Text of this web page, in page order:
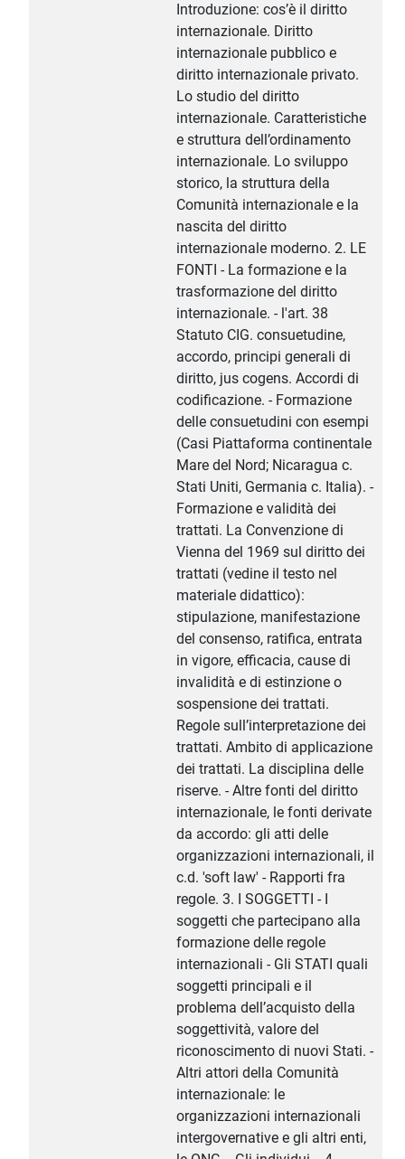
Introduzione: cos’è il diritto
internazionale. Diritto
internazionale pubblico e
diritto internazionale privato.
Lo studio del diritto
internazionale. Caratteristiche
e struttura dell’ordinamento
internazionale. Lo sviluppo
storico, la struttura della
Comunità internazionale e la
nascita del diritto
internazionale moderno. 2. LE
FONTI - La formazione e la
trasformazione del diritto
internazionale. - l'art. 38
Statuto CIG. consuetudine,
accordo, principi generali di
diritto, jus cogens. Accordi di
codificazione. - Formazione
delle consuetudini con esempi
(Casi Piattaforma continentale
Mare del Nord; Nicaragua c.
Stati Uniti, Germania c. Italia). -
Formazione e validità dei
trattati. La Convenzione di
Vienna del 1969 sul diritto dei
trattati (vedine il testo nel
materiale didattico):
stipulazione, manifestazione
del consenso, ratifica, entrata
in vigore, efficacia, cause di
invalidità e di estinzione o
sospensione dei trattati.
Regole sull’interpretazione dei
trattati. Ambito di applicazione
dei trattati. La disciplina delle
riserve. - Altre fonti del diritto
internazionale, le fonti derivate
da accordo: gli atti delle
organizzazioni internazionali, il
c.d. 'soft law' - Rapporti fra
regole. 3. I SOGGETTI - I
soggetti che partecipano alla
formazione delle regole
internazionali - Gli STATI quali
soggetti principali e il
problema dell’acquisto della
soggettività, valore del
riconoscimento di nuovi Stati. -
Altri attori della Comunità
internazionale: le
organizzazioni internazionali
intergovernative e gli altri enti,